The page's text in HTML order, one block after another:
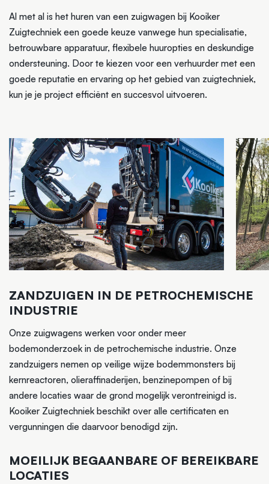
Al met al is het huren van een zuigwagen bij Kooiker
Zuigtechniek een goede keuze vanwege hun specialisatie,
betrouwbare apparatuur, flexibele huuropties en deskundige
ondersteuning. Door te kiezen voor een verhuurder met een
goede reputatie en ervaring op het gebied van zuigtechniek,
kun je je project efficiënt en succesvol uitvoeren.
ZANDZUIGEN IN DE PETROCHEMISCHE
INDUSTRIE
Onze zuigwagens werken voor onder meer
bodemonderzoek in de petrochemische industrie. Onze
zandzuigers nemen op veilige wijze bodemmonsters bij
kernreactoren, olieraffinaderijen, benzinepompen of bij
andere locaties waar de grond mogelijk verontreinigd is.
Kooiker Zuigtechniek beschikt over alle certificaten en
vergunningen die daarvoor benodigd zijn.
MOEILIJK BEGAANBARE OF BEREIKBARE
LOCATIES